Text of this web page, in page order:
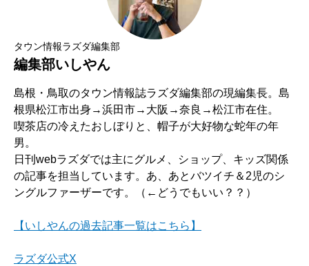
タウン情報ラズダ編集部
編集部いしやん
島根・鳥取のタウン情報誌ラズダ編集部の現編集長。島
根県松江市出身→浜田市→大阪→奈良→松江市在住。
喫茶店の冷えたおしぼりと、帽子が大好物な蛇年の年
男。
日刊webラズダでは主にグルメ、ショップ、キッズ関係
の記事を担当しています。あ、あとバツイチ＆2児のシ
ングルファーザーです。（←どうでもいい？？）
【いしやんの過去記事一覧はこちら】
ラズダ公式X